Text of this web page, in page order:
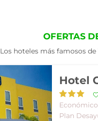
OFERTAS
Los hoteles más famosos
Hotel
Plan